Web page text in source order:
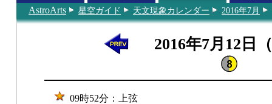
AstroArts 星空ガイド 天文現象カレンダー 2016年7月
2016年7月12日
09時52分：上弦